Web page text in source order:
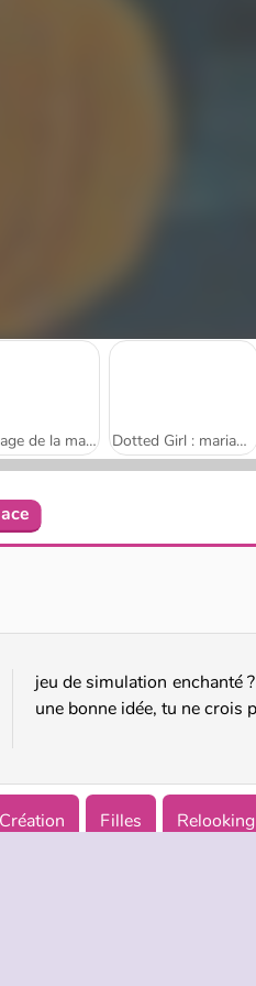
Nettoyage de la maison de plage Dotted Girl : mariage gâché
une bonne idée, tu ne crois
Création Filles Relooking